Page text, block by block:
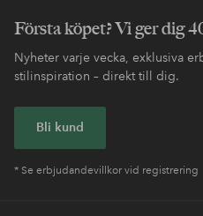
Första köpet? Vi ger dig
Nyheter varje vecka, exklusiva
stilinspiration – direkt till dig.
Bli kund
* Se erbjudandevillkor vid registrering